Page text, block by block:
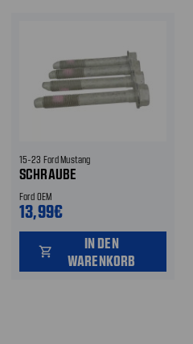
15-23 Ford Mustang
SCHRAUBE
Ford OEM
13,99€
shopping_cart
IN DEN
WARENKORB